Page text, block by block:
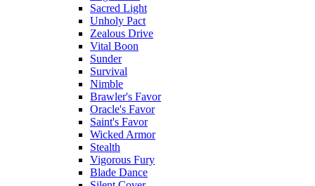
Sacred Light
Unholy Pact
Zealous Drive
Vital Boon
Sunder
Survival
Nimble
Brawler's Favor
Oracle's Favor
Saint's Favor
Wicked Armor
Stealth
Vigorous Fury
Blade Dance